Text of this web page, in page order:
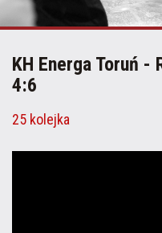
KH Energa Toruń -
4:6
25 kolejka